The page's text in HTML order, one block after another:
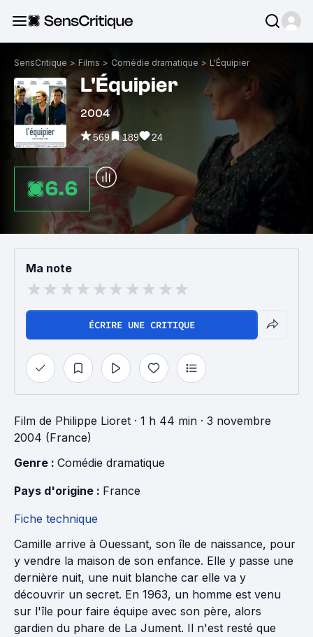
SensCritique > Films > Comédie dramatique > L'Équipier
L'Équipier
2004
569 189 24
6.6
Ma note
ÉCRIRE UNE CRITIQUE
Film de Philippe Lioret · 1 h 44 min · 3 novembre
2004 (France)
Genre : Comédie dramatique
Pays d'origine : France
Fiche technique
Camille arrive à Ouessant, son île de naissance, pour
y vendre la maison de son enfance. Elle y passe une
dernière nuit, une nuit blanche car elle va y
découvrir un secret. En 1963, un homme est venu
sur l'île pour faire équipe avec son père, alors
gardien du phare de La Jument. Il n'est resté que